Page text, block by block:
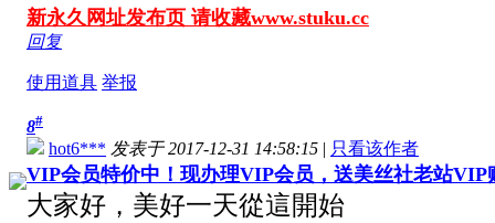
新永久网址发布页 请收藏www.stuku.cc
回复
使用道具 举报
8#
hot6*** 发表于 2017-12-31 14:58:15 | 只看该作者
VIP会员特价中！现办理VIP会员，送美丝社老站VIP
大家好，美好一天從這開始